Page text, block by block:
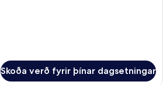
Skoða verð fyrir þínar dagsetningar